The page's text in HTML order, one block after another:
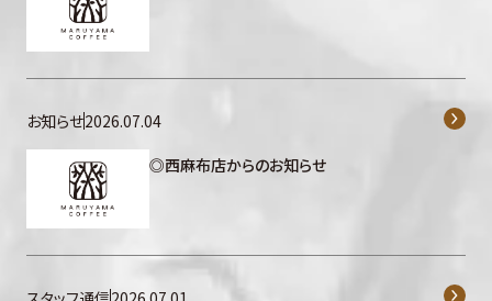
お知らせ2026.07.04
◎西麻布店からのお知らせ